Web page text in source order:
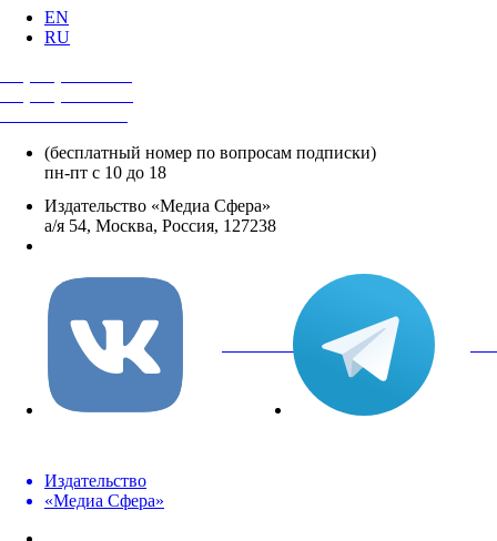
EN
RU
(бесплатный номер по вопросам подписки)
пн-пт с 10 до 18
Издательство «Медиа Сфера»
а/я 54, Москва, Россия, 127238
вКонтакте
Издательство
«Медиа Сфера»